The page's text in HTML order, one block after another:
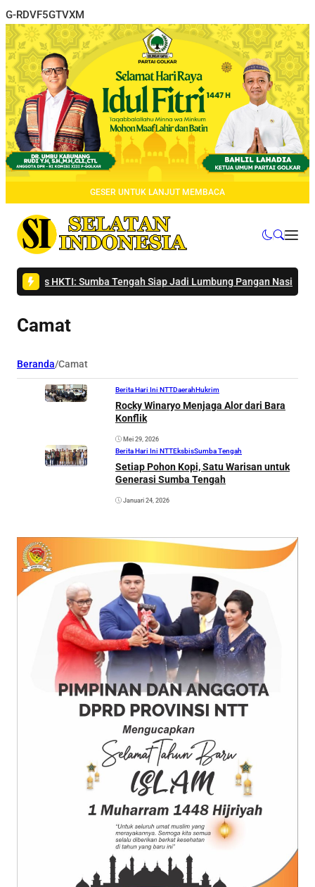
G-RDVF5GTVXM
GESER UNTUK LANJUT MEMBACA
HKTI: Sumba Tengah Siap Jadi Lumbung Pangan Nasional|#4 -
Camat
Beranda/Camat
Berita Hari Ini NTTDaerahHukrim
Rocky Winaryo Menjaga Alor dari Bara
Konflik
Mei 29, 2026
Berita Hari Ini NTTEksbisSumba Tengah
Setiap Pohon Kopi, Satu Warisan untuk
Generasi Sumba Tengah
Januari 24, 2026